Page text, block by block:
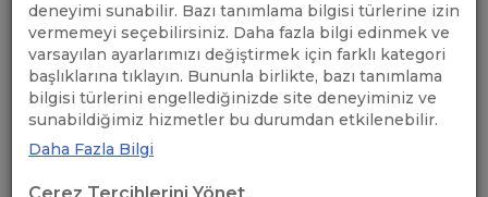
KARAYOLU TAŞIMA
YÖNETMELİĞİNDE
DEĞİŞİKLİK YAPILMASINA
deneyimi sunabilir. Bazı tanımlama bilgisi türlerine izin
vermemeyi seçebilirsiniz. Daha fazla bilgi edinmek ve
varsayılan ayarlarımızı değiştirmek için farklı kategori
başlıklarına tıklayın. Bununla birlikte, bazı tanımlama
bilgisi türlerini engellediğinizde site deneyiminiz ve
sunabildiğimiz hizmetler bu durumdan etkilenebilir.
Daha Fazla Bilgi